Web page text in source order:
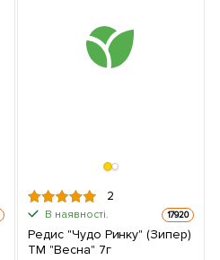
2
В наявності. 17920
Редис "Чудо Ринку" (Зипер)
ТМ "Весна" 7г